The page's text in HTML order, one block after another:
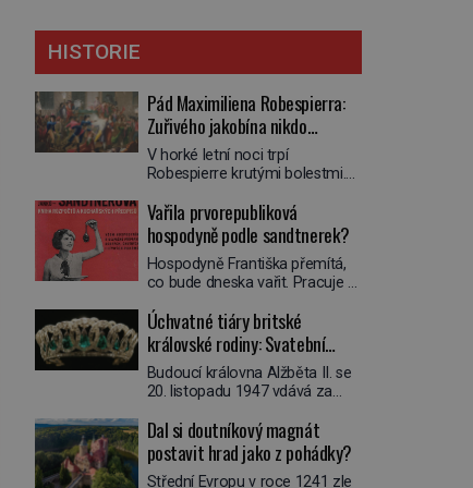
HISTORIE
Pád Maximiliena Robespierra:
Zuřivého jakobína nikdo
nelitoval?
V horké letní noci trpí
Robespierre krutými bolestmi.
víří kolotoč myšlenek. Když se
probere z mdlob, vzpomene si
na jednu z pařížských
jasnovidek, kterou před lety
navštívil. Prorokovala mu
vysmál. „Robespierre to
dotáhne hodně daleko,“
prohlásil o něm jiný významný
francouzský revolucionář,
Honoré de Mirabeau […]
Vařila prvorepubliková
hospodyně podle sandtnerek?
Hospodyně Františka přemítá,
co bude dneska vařit. Pracuje v
mlsný jazýček. Zalistuje proto
rychle v jedné ze „sandtnerek“.
„Zaplaťpánbůh, že už
nemusíme chodit s lístky,“
povzdechne si směrem ke
ruce. Ještě v prvních letech
nové republiky fungoval kvůli
nedostatku zboží přídělový
Úchvatné tiáry britské
královské rodiny: Svatební
klenot Alžbětě II. praskl
Budoucí královna Alžběta II. se
20. listopadu 1947 vdává za
Mountbattena. Aby měla na
obřad ve Westminsteru podle
tradice „něco vypůjčeného“, její
Dal si doutníkový magnát
postavit hrad jako z pohádky?
Střední Evropu v roce 1241 zle